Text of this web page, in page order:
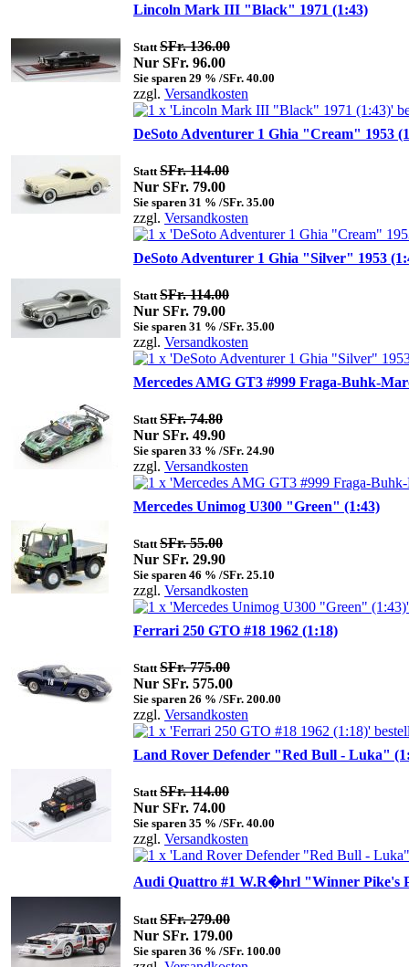
Lincoln Mark III "Black" 1971 (1:43)
Statt SFr. 136.00
Nur SFr. 96.00
Sie sparen 29 % /SFr. 40.00
zzgl. Versandkosten
DeSoto Adventurer 1 Ghia "Cream" 1953
Statt SFr. 114.00
Nur SFr. 79.00
Sie sparen 31 % /SFr. 35.00
zzgl. Versandkosten
DeSoto Adventurer 1 Ghia "Silver" 1953
Statt SFr. 114.00
Nur SFr. 79.00
Sie sparen 31 % /SFr. 35.00
zzgl. Versandkosten
Mercedes AMG GT3 #999 Fraga-Buhk-
Statt SFr. 74.80
Nur SFr. 49.90
Sie sparen 33 % /SFr. 24.90
zzgl. Versandkosten
Mercedes Unimog U300 "Green" (1:43)
Statt SFr. 55.00
Nur SFr. 29.90
Sie sparen 46 % /SFr. 25.10
zzgl. Versandkosten
Ferrari 250 GTO #18 1962 (1:18)
Statt SFr. 775.00
Nur SFr. 575.00
Sie sparen 26 % /SFr. 200.00
zzgl. Versandkosten
Land Rover Defender "Red Bull - Luka"
Statt SFr. 114.00
Nur SFr. 74.00
Sie sparen 35 % /SFr. 40.00
zzgl. Versandkosten
Audi Quattro #1 W.R�hrl "Winner Pike's
Statt SFr. 279.00
Nur SFr. 179.00
Sie sparen 36 % /SFr. 100.00